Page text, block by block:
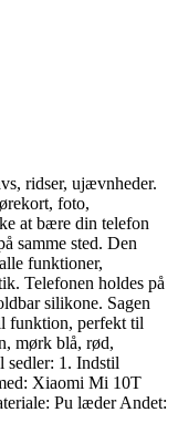
ridser, ujævnheder.
foto,
at bære din telefon
samme sted. Den
funktioner,
Telefonen holdes på
silikone. Sagen
funktion, perfekt til
mørk blå, rød,
sedler: 1. Indstil
Xiaomi Mi 10T
Pu læder Andet: